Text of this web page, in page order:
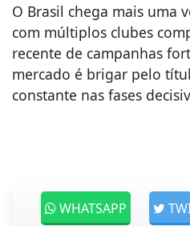
O Brasil chega mais uma
com múltiplos clubes
recente de campanhas
mercado é brigar pelo
constante nas fases
WHATSAPP